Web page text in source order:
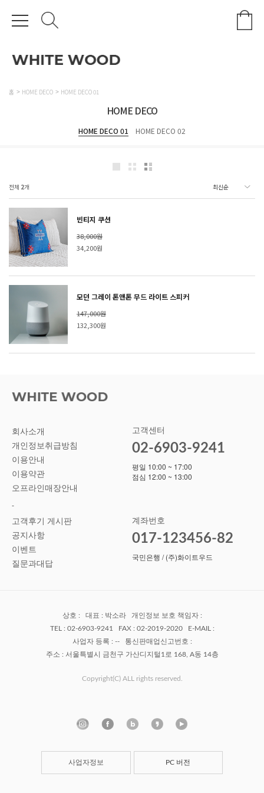
홈 HOME DECO HOME DECO 01
HOME DECO
HOME DECO 01 HOME DECO 02
전체 2개
빈티지 쿠션
38,000원
34,200원
모던 그레이 톤앤톤 무드 라이트 스피커
147,000원
132,300원
회사소개
개인정보취급방침
이용안내
이용약관
오프라인매장안내
-
고객후기 게시판
공지사항
이벤트
질문과대답
고객센터
02-6903-9241
평일 10:00 ~ 17:00
점심 12:00 ~ 13:00
계좌번호
017-123456-82
국민은행 / (주)화이트우드
상호 : 대표 : 박소라 개인정보 보호 책임자 :
TEL : 02-6903-9241 FAX : 02-2019-2020 E-MAIL :
사업자 등록 : -- 통신판매업신고번호 :
주소 : 서울특별시 금천구 가산디지털1로 168, A동 14층
Copyright(C) ALL rights reserved.
사업자정보 PC 버전